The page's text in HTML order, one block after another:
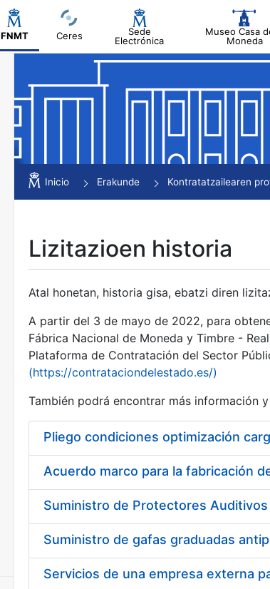
FNMT Ceres
Sede
Electrónica
Museo Casa
Moneda
Erakutsi/Ezkutatu
Erakutsi/Ezkutatu
Erakutsi/Ezkutatu
Erakutsi/Ezkutatu
Erakutsi/Ezkutatu
Erakutsi/Ezkutatu
Inicio Erakunde Kontratatzailearen
Lizitazioen historia
Atal honetan, historia gisa, ebatzi diren
A partir del 3 de mayo de 2022, para
Fábrica Nacional de Moneda y Timbre -
Plataforma de Contratación del Sector
(https://contrataciondelestado.es/)
También podrá encontrar más información
Pliego condiciones optimización
Acuerdo marco para la fabricación